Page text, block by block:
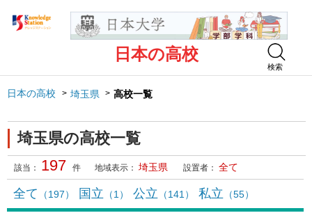
日本の高校
検索
日本の高校 埼玉県 高校一覧
埼玉県の高校一覧
該当： 197 件 地域表示： 埼玉県 設置者： 全て
全て （197） 国立 （1） 公立 （141） 私立 （55）